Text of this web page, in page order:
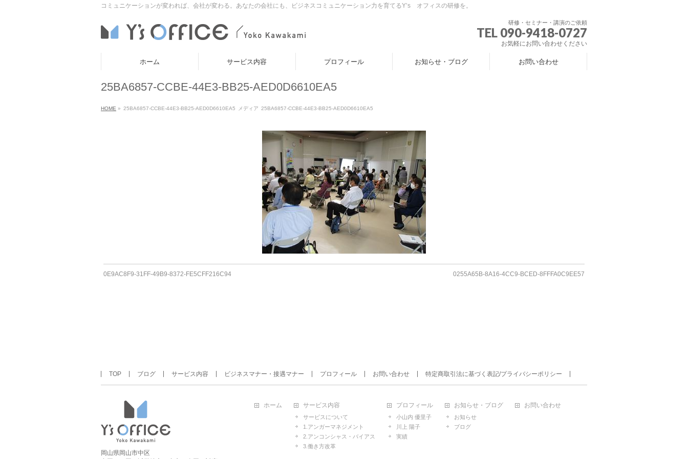
コミュニケーションが変われば、会社が変わる。あなたの会社にも、ビジネスコミュニケーション力を育てるY’s オフィスの研修を。
研修・セミナー・講演のご依頼
TEL 090-9418-0727
お気軽にお問い合わせください
ホーム サービス内容 プロフィール お知らせ・ブログ お問い合わせ
25BA6857-CCBE-44E3-BB25-AED0D6610EA5
HOME » 25BA6857-CCBE-44E3-BB25-AED0D6610EA5 メディア 25BA6857-CCBE-44E3-BB25-AED0D6610EA5
0E9AC8F9-31FF-49B9-8372-FE5CFF216C94 0255A65B-8A16-4CC9-BCED-8FFFA0C9EE57
TOP ブログ サービス内容 ビジネスマナー・接遇マナー プロフィール お問い合わせ 特定商取引法に基づく表記/プライバシーポリシー
岡山県岡山市中区
ホーム サービス内容
サービスについて
1.アンガーマネジメント
2.アンコンシャス・バイアス
3.働き方改革
プロフィール
小山内 優里子
川上 陽子
実績
お知らせ・ブログ
お知らせ
ブログ
お問い合わせ